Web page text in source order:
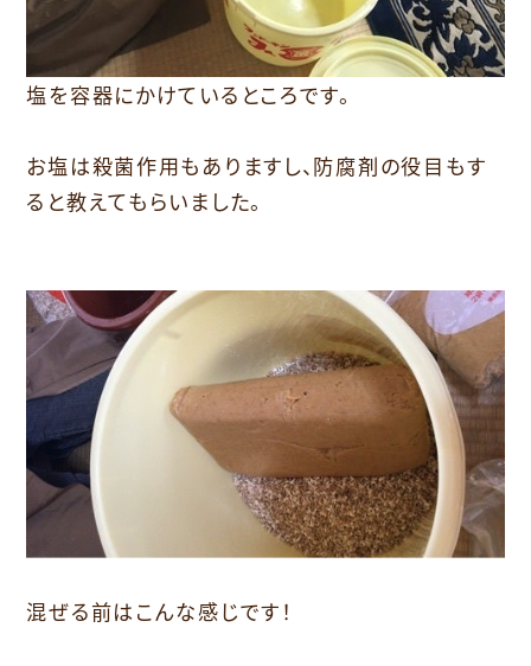
塩を容器にかけているところです。
お塩は殺菌作用もありますし、防腐剤の役目もす
ると教えてもらいました。
混ぜる前はこんな感じです！